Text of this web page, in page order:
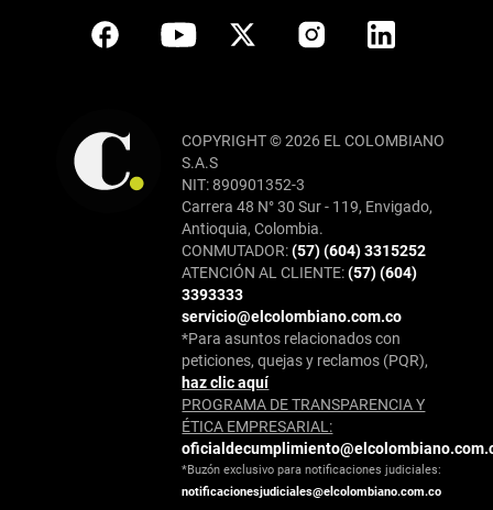
COPYRIGHT © 2026 EL COLOMBIANO
S.A.S
NIT: 890901352-3
Carrera 48 N° 30 Sur - 119, Envigado,
Antioquia, Colombia.
CONMUTADOR:(57) (604) 3315252
ATENCIÓN AL CLIENTE:(57) (604)
3393333
servicio@elcolombiano.com.co
*Para asuntos relacionados con
peticiones, quejas y reclamos (PQR),
haz clic aquí
PROGRAMA DE TRANSPARENCIA Y
ÉTICA EMPRESARIAL:
*Buzón exclusivo para notificaciones judiciales:
notificacionesjudiciales@elcolombiano.com.co